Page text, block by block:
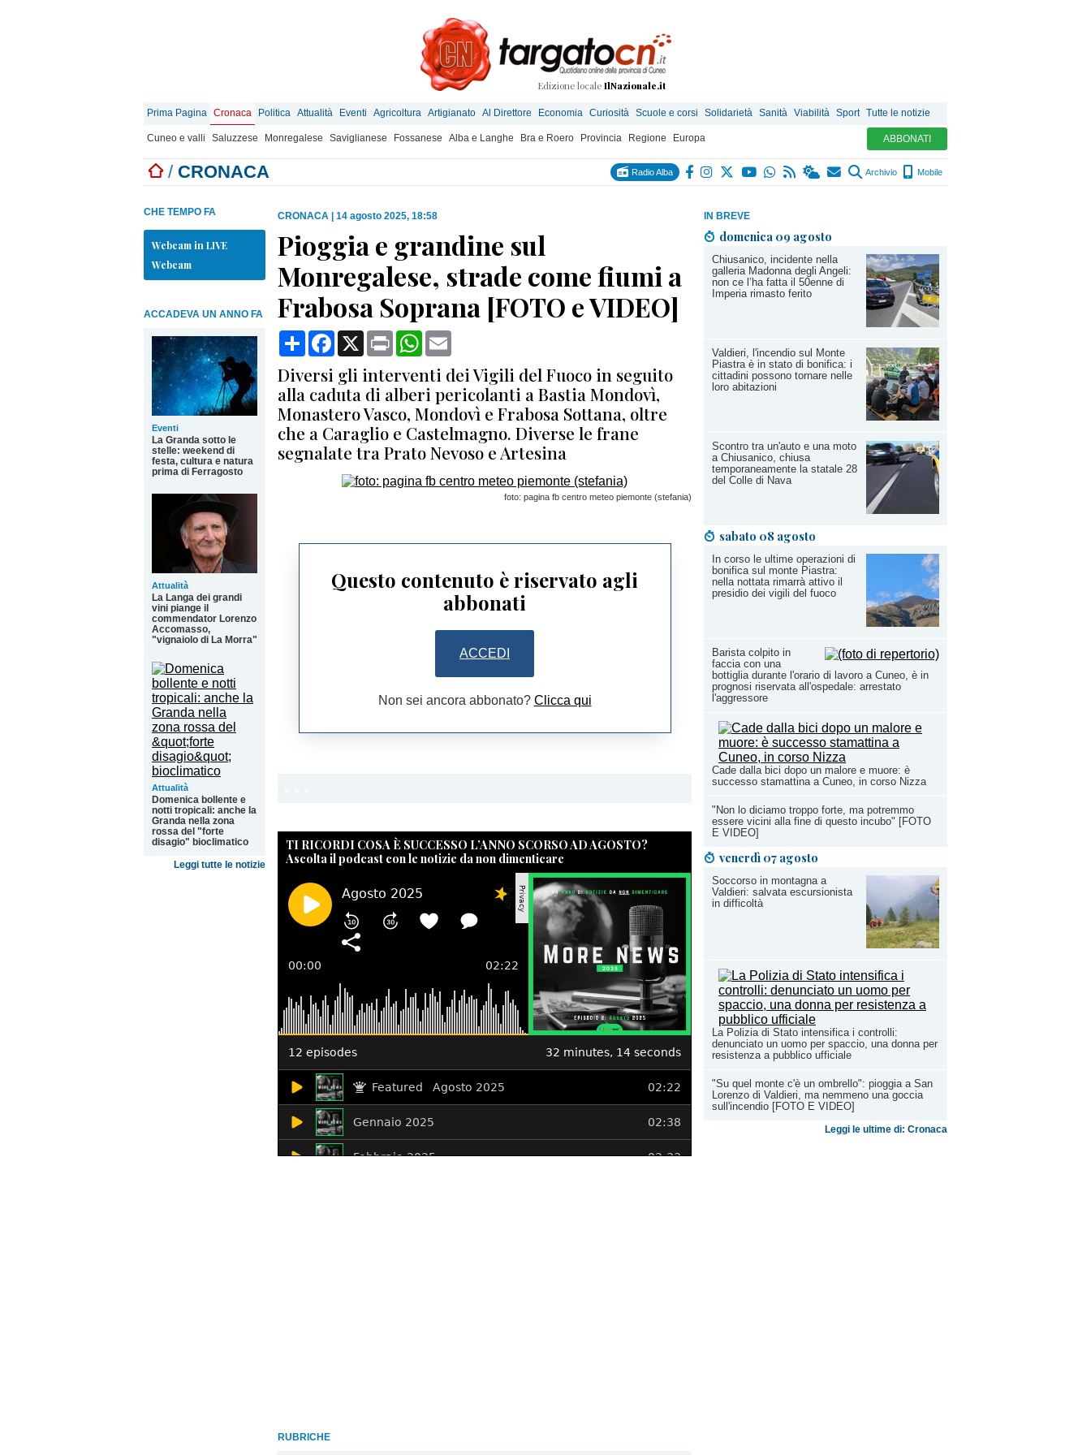
Edizione locale IlNazionale.it
Prima Pagina Cronaca Politica Attualità Eventi Agricoltura Artigianato Al Direttore Economia Curiosità Scuole e corsi Solidarietà Sanità Viabilità Sport Tutte le notizie
Cuneo e valli Saluzzese Monregalese Saviglianese Fossanese Alba e Langhe Bra e Roero Provincia Regione Europa ABBONATI
/ CRONACA Radio Alba Archivio Mobile
IN BREVE
domenica 09 agosto
Chiusanico, incidente nella
galleria Madonna degli Angeli:
non ce l’ha fatta il 50enne di
Imperia rimasto ferito
Valdieri, l'incendio sul Monte
Piastra è in stato di bonifica: i
cittadini possono tornare nelle
loro abitazioni
Scontro tra un'auto e una moto
a Chiusanico, chiusa
temporaneamente la statale 28
del Colle di Nava
sabato 08 agosto
In corso le ultime operazioni di
bonifica sul monte Piastra:
nella nottata rimarrà attivo il
presidio dei vigili del fuoco
Barista colpito in
faccia con una
bottiglia durante l'orario di lavoro a Cuneo, è in
prognosi riservata all'ospedale: arrestato
l'aggressore
Cade dalla bici dopo un malore e muore: è
successo stamattina a Cuneo, in corso Nizza
"Non lo diciamo troppo forte, ma potremmo
essere vicini alla fine di questo incubo" [FOTO
E VIDEO]
venerdì 07 agosto
Soccorso in montagna a
Valdieri: salvata escursionista
in difficoltà
La Polizia di Stato intensifica i controlli:
denunciato un uomo per spaccio, una donna per
resistenza a pubblico ufficiale
"Su quel monte c'è un ombrello": pioggia a San
Lorenzo di Valdieri, ma nemmeno una goccia
sull'incendio [FOTO E VIDEO]
Leggi le ultime di: Cronaca
CHE TEMPO FA
Webcam in LIVE
Webcam
ACCADEVA UN ANNO FA
Eventi
La Granda sotto le
stelle: weekend di
festa, cultura e natura
prima di Ferragosto
Attualità
La Langa dei grandi
vini piange il
commendator Lorenzo
Accomasso,
"vignaiolo di La Morra"
Attualità
Domenica bollente e
notti tropicali: anche la
Granda nella zona
rossa del "forte
disagio" bioclimatico
Leggi tutte le notizie
CRONACA 14 agosto 2025, 18:58
Pioggia e grandine sul
Monregalese, strade come fiumi a
Frabosa Soprana [FOTO e VIDEO]
CondividiFacebook
X Print WhatsApp
Diversi gli interventi dei Vigili del Fuoco in seguito
alla caduta di alberi pericolanti a Bastia Mondovì,
Monastero Vasco, Mondovì e Frabosa Sottana, oltre
che a Caraglio e Castelmagno. Diverse le frane
segnalate tra Prato Nevoso e Artesina
foto: pagina fb centro meteo piemonte (stefania)
Questo contenuto è riservato agli
abbonati
ACCEDI
Non sei ancora abbonato? Clicca qui
TI RICORDI COSA È SUCCESSO L’ANNO SCORSO AD AGOSTO?
Ascolta il podcast con le notizie da non dimenticare
RUBRICHE